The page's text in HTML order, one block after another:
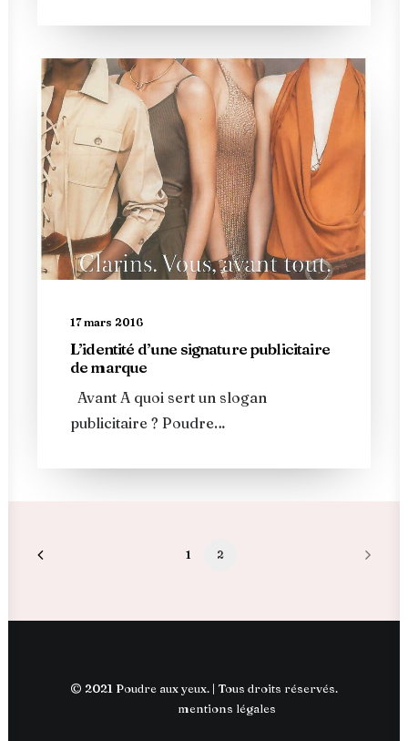
17 mars 2016
L’identité d’une signature publicitaire
de marque
Avant A quoi sert un slogan
publicitaire ? Poudre…
1 2
© 2021 Poudre aux yeux. | Tous droits réservés.
mentions légales